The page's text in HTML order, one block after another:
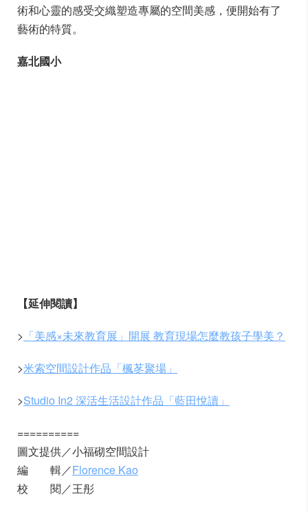
術和心靈的感受交織塑造專屬的空間美感，便開始有了
藝術的特質。
嘉北國小
【延伸閱讀】
> 「美感×未來教育展」開展 教育現場怎麼教孩子學美？
>米索空間設計作品「楓苳聚場」
>Studio In2 深活生活設計作品「藍田悅讀」
==========
圖文提供／小福砌空間設計
編 輯／Florence Kao
校 閱／王彤